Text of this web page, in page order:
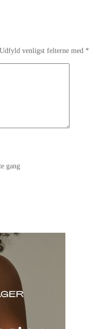
venligst felterne med *
gang